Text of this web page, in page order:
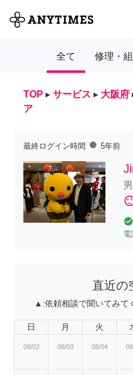
全て 修理・
TOP ▸ サービス ▸ 大阪府
ア
最終ログイン時間 fiber_manual_record 5年前
check_circle
直近の
▲:依頼相談で聞いてみて
日 月 火
08/02 08/03 08/04